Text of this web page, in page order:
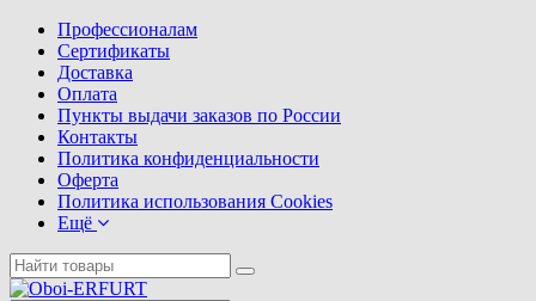
Профессионалам
Сертификаты
Доставка
Оплата
Пункты выдачи заказов по России
Контакты
Политика конфиденциальности
Оферта
Политика использования Cookies
Ещё